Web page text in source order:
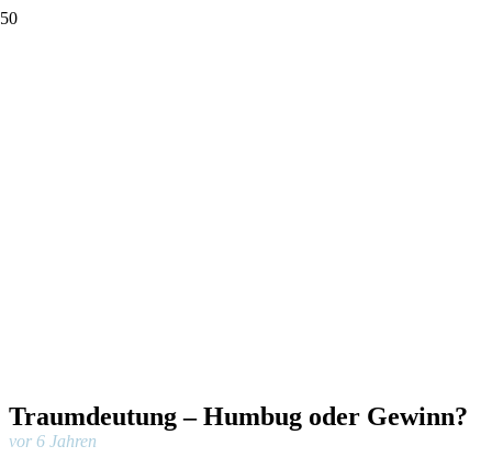
Traumdeutung – Humbug oder Gewinn?
vor 6 Jahren